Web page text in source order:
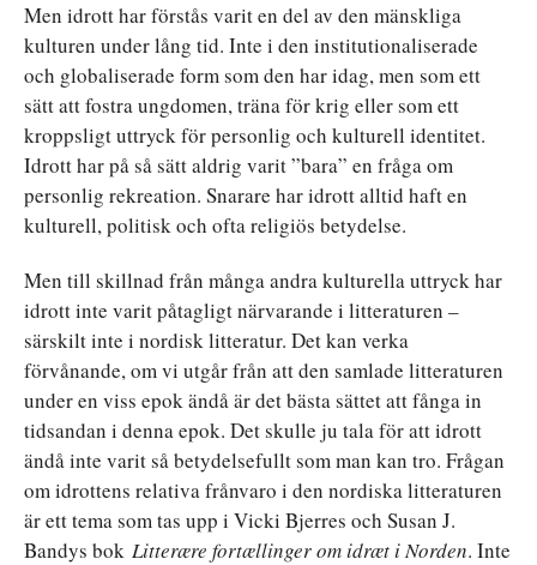
Men idrott har förstås varit en del av den mänskliga
kulturen under lång tid. Inte i den institutionaliserade
och globaliserade form som den har idag, men som ett
sätt att fostra ungdomen, träna för krig eller som ett
kroppsligt uttryck för personlig och kulturell identitet.
Idrott har på så sätt aldrig varit ”bara” en fråga om
personlig rekreation. Snarare har idrott alltid haft en
kulturell, politisk och ofta religiös betydelse.
Men till skillnad från många andra kulturella uttryck har
idrott inte varit påtagligt närvarande i litteraturen –
särskilt inte i nordisk litteratur. Det kan verka
förvånande, om vi utgår från att den samlade litteraturen
under en viss epok ändå är det bästa sättet att fånga in
tidsandan i denna epok. Det skulle ju tala för att idrott
ändå inte varit så betydelsefullt som man kan tro. Frågan
om idrottens relativa frånvaro i den nordiska litteraturen
är ett tema som tas upp i Vicki Bjerres och Susan J.
Bandys bok Litterære fortællinger om idræt i Norden. Inte